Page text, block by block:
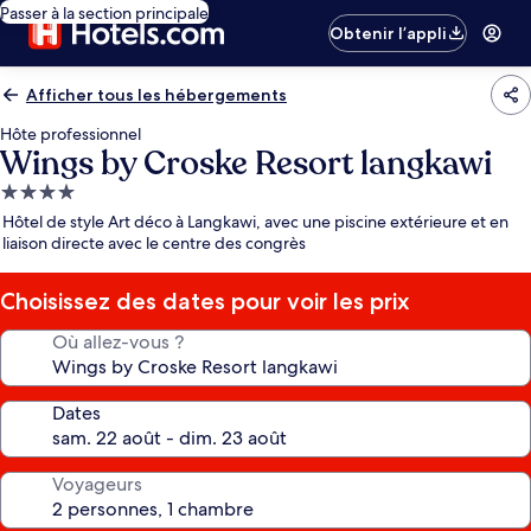
Passer à la section principale
Obtenir l’appli
Afficher tous les hébergements
Hôte professionnel
Wings by Croske Resort langkawi
Hébergement
4.0 étoiles
Hôtel de style Art déco à Langkawi, avec une piscine extérieure et en
liaison directe avec le centre des congrès
Choisissez des dates pour voir les prix
Où allez-vous ?
Dates
Voyageurs